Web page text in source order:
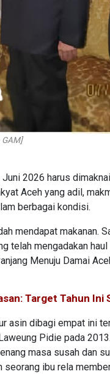
Juni 2026 harus
Aceh yang adil,
berbagai kondisi.
mendapat makanan.
telah mengadakan
Menuju Damai
Target Tahun Ini
asin dibagi empat ini
Pidie pada
masa susah dan
ibu rela